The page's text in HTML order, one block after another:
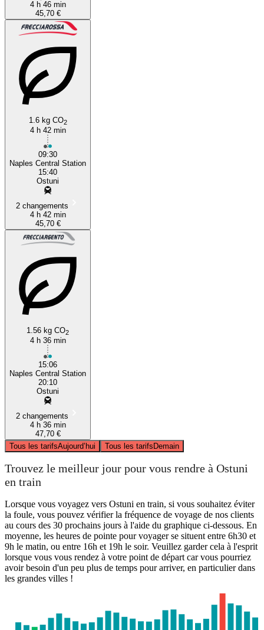
4 h 46 min
45,70 €
1.6 kg CO2
4 h 42 min
09:30
Naples Central Station
15:40
Ostuni
2 changements
4 h 42 min
45,70 €
1.56 kg CO2
4 h 36 min
15:06
Naples Central Station
20:10
Ostuni
2 changements
4 h 36 min
47,70 €
Tous les tarifsAujourd’hui Tous les tarifsDemain
Trouvez le meilleur jour pour vous rendre à Ostuni
en train
Lorsque vous voyagez vers Ostuni en train, si vous souhaitez éviter
la foule, vous pouvez vérifier la fréquence de voyage de nos clients
au cours des 30 prochains jours à l'aide du graphique ci-dessous. En
moyenne, les heures de pointe pour voyager se situent entre 6h30 et
9h le matin, ou entre 16h et 19h le soir. Veuillez garder cela à l'esprit
lorsque vous vous rendez à votre point de départ car vous pourriez
avoir besoin d'un peu plus de temps pour arriver, en particulier dans
les grandes villes !